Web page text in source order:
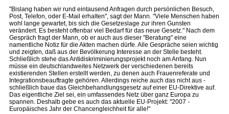
"Bislang haben wir rund eintausend Anfragen durch persönlichen Besuch,
Post, Telefon, oder E-Mail erhalten", sagt der Mann. "Viele Menschen haben
wohl lange gewartet, bis sich die Gesetzeslage zur ihren Gunsten
verändert. Es besteht offenbar viel Bedarf für das neue Gesetz." Nach dem
Gespräch fragt der Mann, ob er auch aus dieser "Beratung" eine
namentliche Notiz für die Akten machen dürfe. Alle Gespräche seien wichtig
und zeigten, daß aus der Bevölkerung Interesse an der Stelle besteht.
Schließlich stehe das Antidiskriminierungsprojekt noch am Anfang. Nun
müsse ein deutschlandweites Netzwerk der verschiedenen bereits
existierenden Stellen erstellt werden, zu denen auch Frauenreferate und
Integrationsbeauftragte gehören. Allerdings reiche auch das nicht aus -
schließlich baue das Gleichbehandlungsgesetz auf einer EU-Direktive auf.
Das eigentliche Ziel sei, ein umfassendes Netz über ganz Europa zu
spannen. Deshalb gebe es auch das aktuelle EU-Projekt: "2007 -
Europäisches Jahr der Chancengleichheit für alle!"